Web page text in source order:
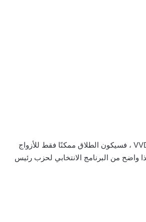
إذا كان الأمر متروكًا لـ VVD ، فسيكون الطلاق ممكنًا فقط للأزواج
واضح من البرنامج الانتخابي لحزب رئيس